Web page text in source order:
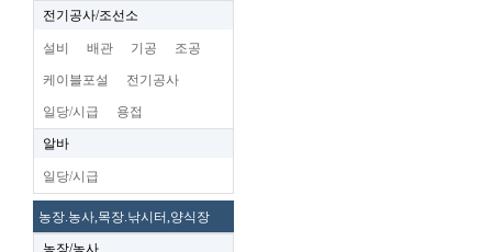
전기공사/조선소
설비 배관 기공 조공
케이블포설 전기공사
일당/시급 용접
알바
일당/시급
농장.농사,목장.낚시터,양식장
농장/농사